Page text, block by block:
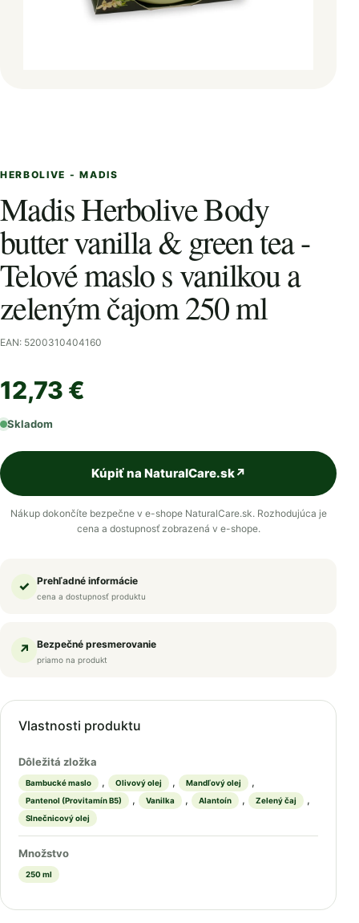
HERBOLIVE - MADIS
Madis Herbolive Body
butter vanilla & green tea -
Telové maslo s vanilkou a
zeleným čajom 250 ml
EAN: 5200310404160
12,73 €
Skladom
Kúpiť na NaturalCare.sk↗
Nákup dokončíte bezpečne v e-shope NaturalCare.sk. Rozhodujúca je
cena a dostupnosť zobrazená v e-shope.
✓ Prehľadné informácie
cena a dostupnosť produktu
↗ Bezpečné presmerovanie
priamo na produkt
Vlastnosti produktu
Dôležitá zložka
Bambucké maslo , Olivový olej , Mandľový olej ,
Pantenol (Provitamín B5) , Vanilka , Alantoín , Zelený čaj ,
Slnečnicový olej
Množstvo
250 ml